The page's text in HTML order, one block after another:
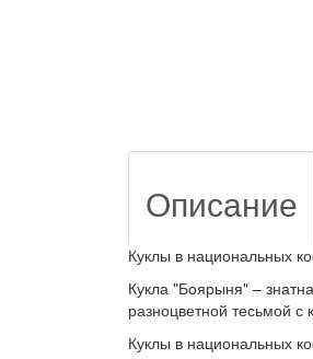
Описание
Куклы в национальных
Кукла "Боярыня" –
разноцветной тесьмой
Куклы в национальных